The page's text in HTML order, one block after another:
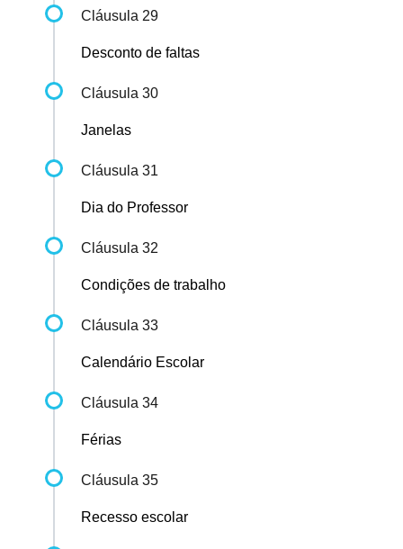
Cláusula 29
Desconto de faltas
Cláusula 30
Janelas
Cláusula 31
Dia do Professor
Cláusula 32
Condições de trabalho
Cláusula 33
Calendário Escolar
Cláusula 34
Férias
Cláusula 35
Recesso escolar